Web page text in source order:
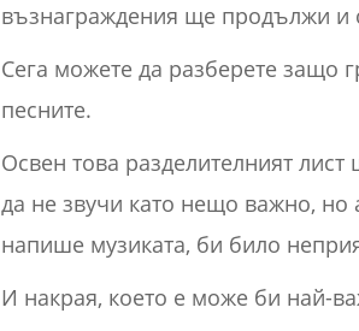
възнаграждения ще продължи и
Сега можете да разберете защо
песните.
Освен това разделителният
да не звучи като нещо важно, но
напише музиката, би било
И накрая, което е може би най-